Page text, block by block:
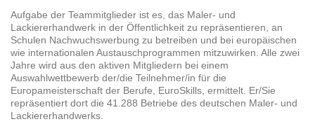
Aufgabe der Teammitglieder ist es, das Maler- und
Lackiererhandwerk in der Öffentlichkeit zu repräsentieren, an
Schulen Nachwuchswerbung zu betreiben und bei europäischen
wie internationalen Austauschprogrammen mitzuwirken. Alle zwei
Jahre wird aus den aktiven Mitgliedern bei einem
Auswahlwettbewerb der/die Teilnehmer/in für die
Europameisterschaft der Berufe, EuroSkills, ermittelt. Er/Sie
repräsentiert dort die 41.288 Betriebe des deutschen Maler- und
Lackiererhandwerks.